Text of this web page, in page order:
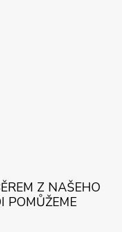
Z NAŠEHO
POMŮŽEME